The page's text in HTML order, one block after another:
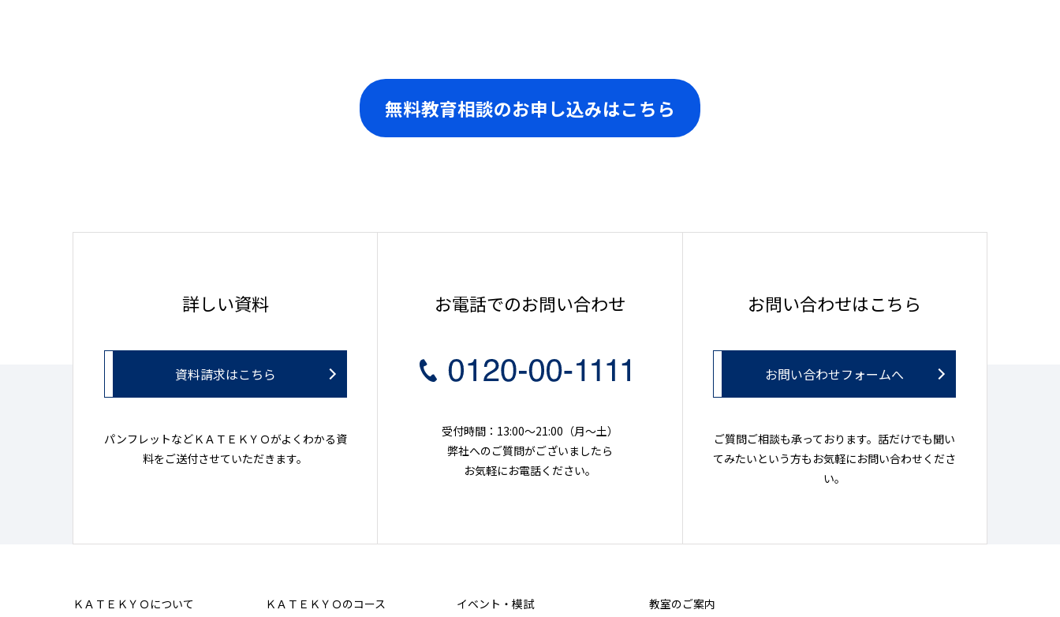
無料教育相談のお申し込みはこちら
詳しい資料
資料請求はこちら
パンフレットなどＫＡＴＥＫＹＯがよくわかる資
料をご送付させていただきます。
お電話でのお問い合わせ
受付時間：13:00～21:00（月〜土）
弊社へのご質問がございましたら
お気軽にお電話ください。
お問い合わせはこちら
お問い合わせフォームへ
ご質問ご相談も承っております。話だけでも聞い
てみたいという方もお気軽にお問い合わせくださ
い。
ＫＡＴＥＫＹＯについて
ＫＡＴＥＫＹＯのコース
イベント・模試
教室のご案内